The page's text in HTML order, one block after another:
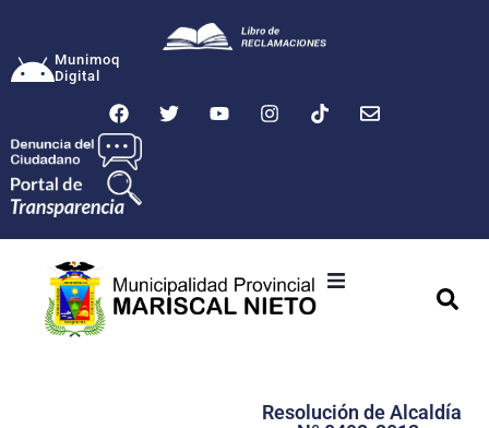
Munimoq
Digital
Transparencia
Resolución de Alcaldía